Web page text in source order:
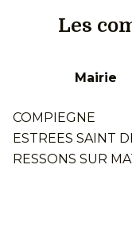
Les
Mairie
COMPIEGNE
ESTREES SAINT
RESSONS SUR